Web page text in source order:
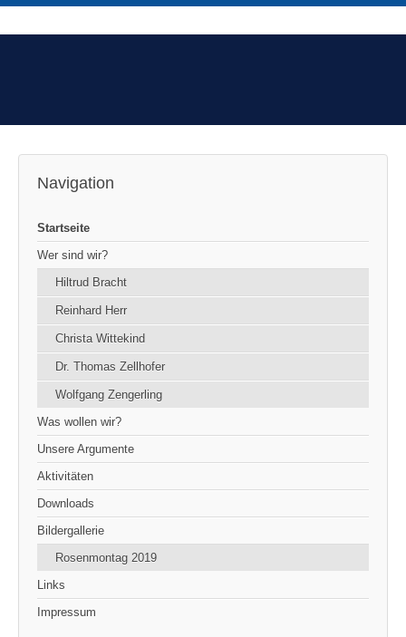
Navigation
Startseite
Wer sind wir?
Hiltrud Bracht
Reinhard Herr
Christa Wittekind
Dr. Thomas Zellhofer
Wolfgang Zengerling
Was wollen wir?
Unsere Argumente
Aktivitäten
Downloads
Bildergallerie
Rosenmontag 2019
Links
Impressum